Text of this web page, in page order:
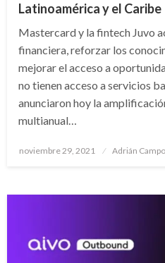
Latinoamérica y el Caribe
Mastercard y la fintech Juvo
financiera, reforzar los
mejorar el acceso a
no tienen acceso a servicios
anunciaron hoy la
multianual…
Publicado
noviembre 29, 2021 Adrián